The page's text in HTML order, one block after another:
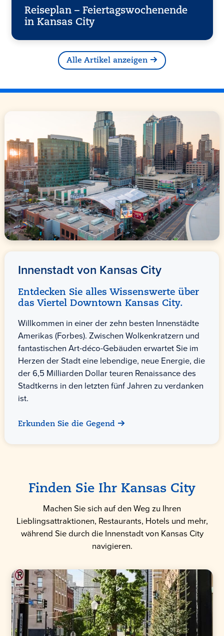
Reiseplan – Feiertagswochenende
in Kansas City
Alle Artikel anzeigen
Innenstadt von Kansas City
Entdecken Sie alles Wissenswerte über
das Viertel Downtown Kansas City.
Willkommen in einer der zehn besten Innenstädte
Amerikas (Forbes). Zwischen Wolkenkratzern und
fantastischen Art-déco-Gebäuden erwartet Sie im
Herzen der Stadt eine lebendige, neue Energie, die
der 6,5 Milliarden Dollar teuren Renaissance des
Stadtkerns in den letzten fünf Jahren zu verdanken
ist.
Erkunden Sie die Gegend
Finden Sie Ihr Kansas City
Machen Sie sich auf den Weg zu Ihren
Lieblingsattraktionen, Restaurants, Hotels und mehr,
während Sie durch die Innenstadt von Kansas City
navigieren.